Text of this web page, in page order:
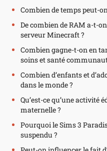
Combien de temps peut-
De combien de RAM a-t-
serveur Minecraft ?
Combien gagne-t-on en
soins et santé
Combien d’enfants et
dans le monde ?
Qu’est-ce qu’une activité
maternelle ?
Pourquoi le Sims 3
suspendu ?